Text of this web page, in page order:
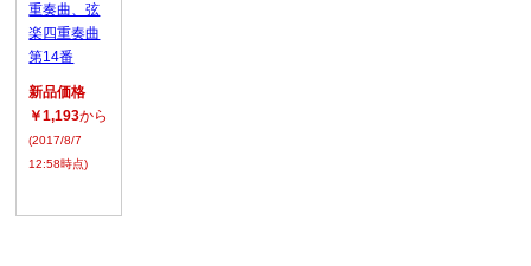
重奏曲、弦
楽四重奏曲
第14番
新品価格
￥1,193から
(2017/8/7
12:58時点)